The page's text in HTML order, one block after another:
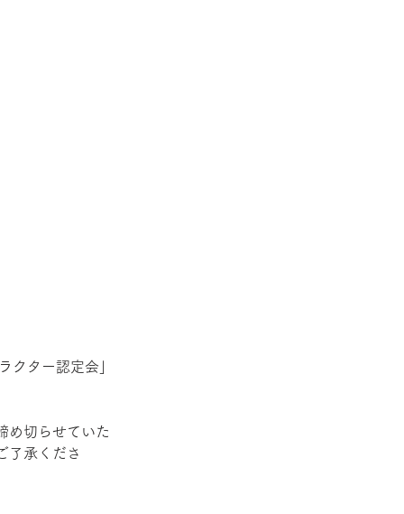
クター認定会」
め切らせていた
了承くださ